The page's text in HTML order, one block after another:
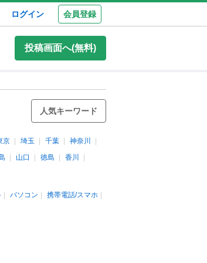
ログイン 会員登録
投稿画面へ(無料)
人気キーワード
京 埼玉 千葉
神奈川
山口 徳島
香川
パソコン
携帯電話/スマホ